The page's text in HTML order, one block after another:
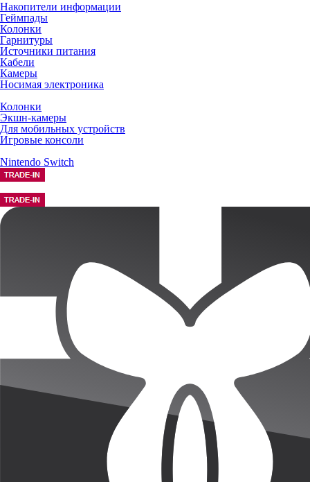
Накопители информации
Геймпады
Колонки
Гарнитуры
Источники питания
Кабели
Камеры
Носимая электроника
Колонки
Экшн-камеры
Для мобильных устройств
Игровые консоли
Nintendo Switch